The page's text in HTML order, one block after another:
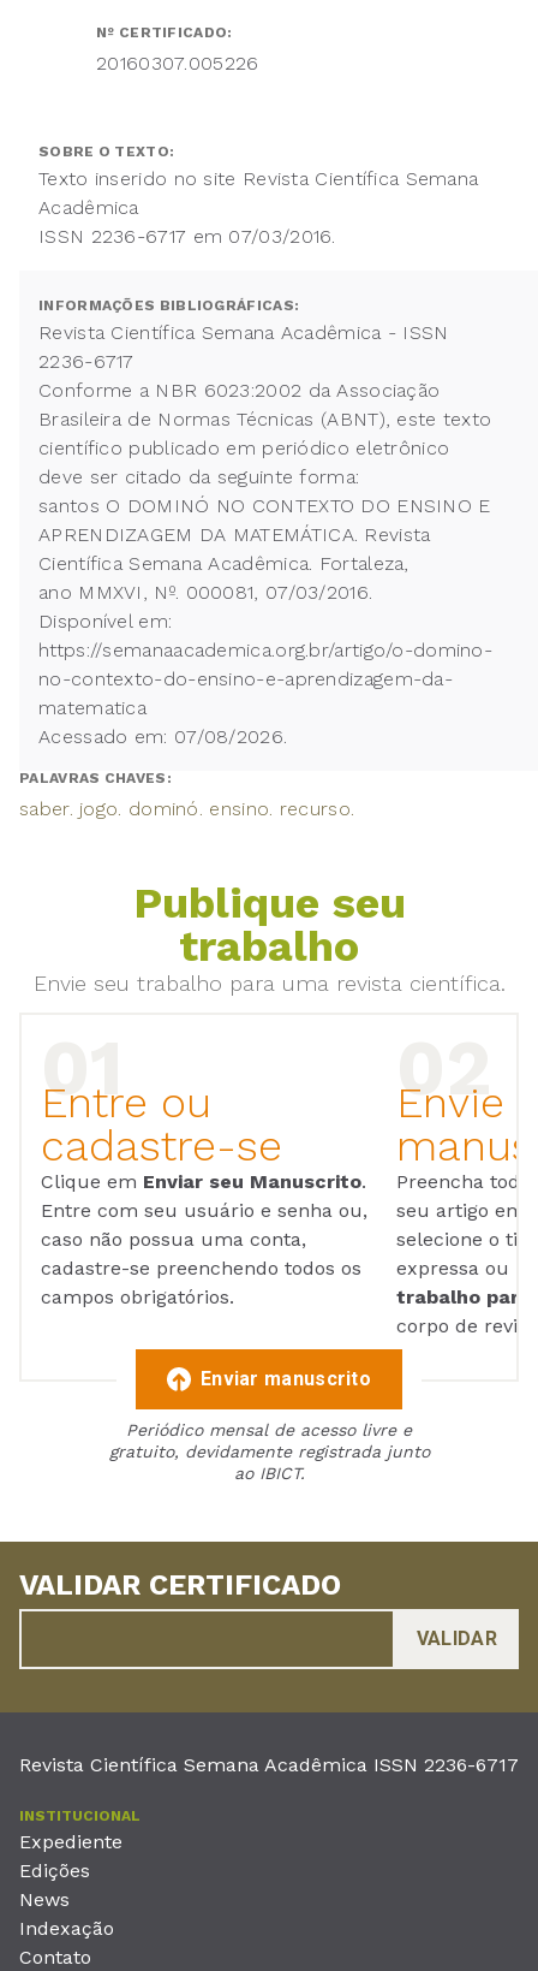
Nº CERTIFICADO:
20160307.005226
SOBRE O TEXTO:
Texto inserido no site Revista Científica Semana
Acadêmica
ISSN 2236-6717 em 07/03/2016.
INFORMAÇÕES BIBLIOGRÁFICAS:
Revista Científica Semana Acadêmica - ISSN
2236-6717
Conforme a NBR 6023:2002 da Associação
Brasileira de Normas Técnicas (ABNT), este texto
científico publicado em periódico eletrônico
deve ser citado da seguinte forma:
santos O DOMINÓ NO CONTEXTO DO ENSINO E
APRENDIZAGEM DA MATEMÁTICA. Revista
Científica Semana Acadêmica. Fortaleza,
ano MMXVI, Nº. 000081, 07/03/2016.
Disponível em:
https://semanaacademica.org.br/artigo/o-domino-
no-contexto-do-ensino-e-aprendizagem-da-
matematica
Acessado em: 07/08/2026.
PALAVRAS CHAVES:
saber. jogo. dominó. ensino. recurso.
Publique seu
trabalho
Envie seu trabalho para uma revista científica.
Entre ou
cadastre-se
Clique em Enviar seu Manuscrito.
Entre com seu usuário e senha ou,
caso não possua uma conta,
cadastre-se preenchendo todos os
campos obrigatórios.
Envie
Preencha
seu artigo em
selecione o
expressa ou
trabalho para
corpo de
Enviar manuscrito
Periódico mensal de acesso livre e
gratuito, devidamente registrada junto
ao IBICT.
VALIDAR CERTIFICADO
Revista Científica Semana Acadêmica ISSN 2236-6717
INSTITUCIONAL
Expediente
Edições
News
Indexação
Contato